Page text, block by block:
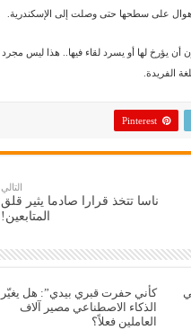
على سطحها حتى وصلت إلى الإسكندرية.
يؤرخ لها أو يسرد لقاء فيها.. هذا ليس مجرد
الفريدة.
Pinterest
التالي
ناسا تتخذ قرارا صادما يثير قلق
المتابعين!
كأني حفرت قبري بيدي”: هل يغيّر
الذكاء الاصطناعي مصير آلاف
العاملين فعلاً؟